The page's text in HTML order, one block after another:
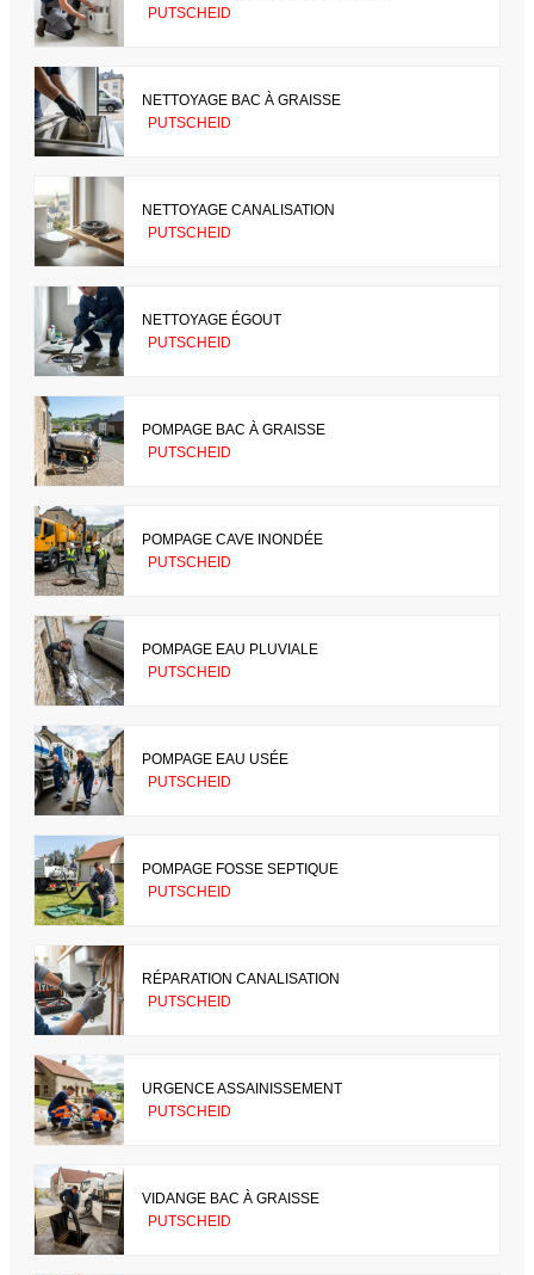
PUTSCHEID
NETTOYAGE BAC À GRAISSE
PUTSCHEID
NETTOYAGE CANALISATION
PUTSCHEID
NETTOYAGE ÉGOUT
PUTSCHEID
POMPAGE BAC À GRAISSE
PUTSCHEID
POMPAGE CAVE INONDÉE
PUTSCHEID
POMPAGE EAU PLUVIALE
PUTSCHEID
POMPAGE EAU USÉE
PUTSCHEID
POMPAGE FOSSE SEPTIQUE
PUTSCHEID
RÉPARATION CANALISATION
PUTSCHEID
URGENCE ASSAINISSEMENT
PUTSCHEID
VIDANGE BAC À GRAISSE
PUTSCHEID